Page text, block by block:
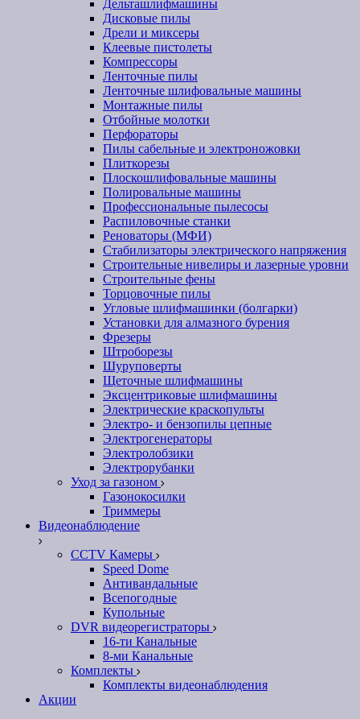
Дельташлифмашины
Дисковые пилы
Дрели и миксеры
Клеевые пистолеты
Компрессоры
Ленточные пилы
Ленточные шлифовальные машины
Монтажные пилы
Отбойные молотки
Перфораторы
Пилы сабельные и электроножовки
Плиткорезы
Плоскошлифовальные машины
Полировальные машины
Профессиональные пылесосы
Распиловочные станки
Реноваторы (МФИ)
Стабилизаторы электрического напряжения
Строительные нивелиры и лазерные уровни
Строительные фены
Торцовочные пилы
Угловые шлифмашинки (болгарки)
Установки для алмазного бурения
Фрезеры
Штроборезы
Шуруповерты
Щеточные шлифмашины
Эксцентриковые шлифмашины
Электрические краскопульты
Электро- и бензопилы цепные
Электрогенераторы
Электролобзики
Электрорубанки
Уход за газоном
Газонокосилки
Триммеры
Видеонаблюдение
CCTV Камеры
Speed Dome
Антивандальные
Всепогодные
Купольные
DVR видеорегистраторы
16-ти Канальные
8-ми Канальные
Комплекты
Комплекты видеонаблюдения
Акции